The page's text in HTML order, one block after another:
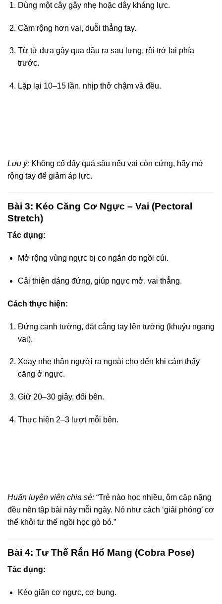
Dùng một cây gậy nhẹ hoặc dây kháng lực.
Cầm rộng hơn vai, duỗi thẳng tay.
Từ từ đưa gậy qua đầu ra sau lưng, rồi trở lại phía
trước.
Lặp lại 10–15 lần, nhịp thở chậm và đều.
Lưu ý: Không cố đẩy quá sâu nếu vai còn cứng, hãy mở
rộng tay để giảm áp lực.
Bài 3: Kéo Căng Cơ Ngực – Vai (Pectoral
Stretch)
Tác dụng:
Mở rộng vùng ngực bị co ngắn do ngồi cúi.
Cải thiện dáng đứng, giúp ngực mở, vai thẳng.
Cách thực hiện:
Đứng cạnh tường, đặt cẳng tay lên tường (khuỷu ngang
vai).
Xoay nhẹ thân người ra ngoài cho đến khi cảm thấy
căng ở ngực.
Giữ 20–30 giây, đổi bên.
Thực hiện 2–3 lượt mỗi bên.
Huấn luyện viên chia sẻ: “Trẻ nào học nhiều, ôm cặp nặng
đều nên tập bài này mỗi ngày. Nó như cách ‘giải phóng’ cơ
thể khỏi tư thế ngồi học gò bó.”
Bài 4: Tư Thế Rắn Hổ Mang (Cobra Pose)
Tác dụng:
Kéo giãn cơ ngực, cơ bụng.